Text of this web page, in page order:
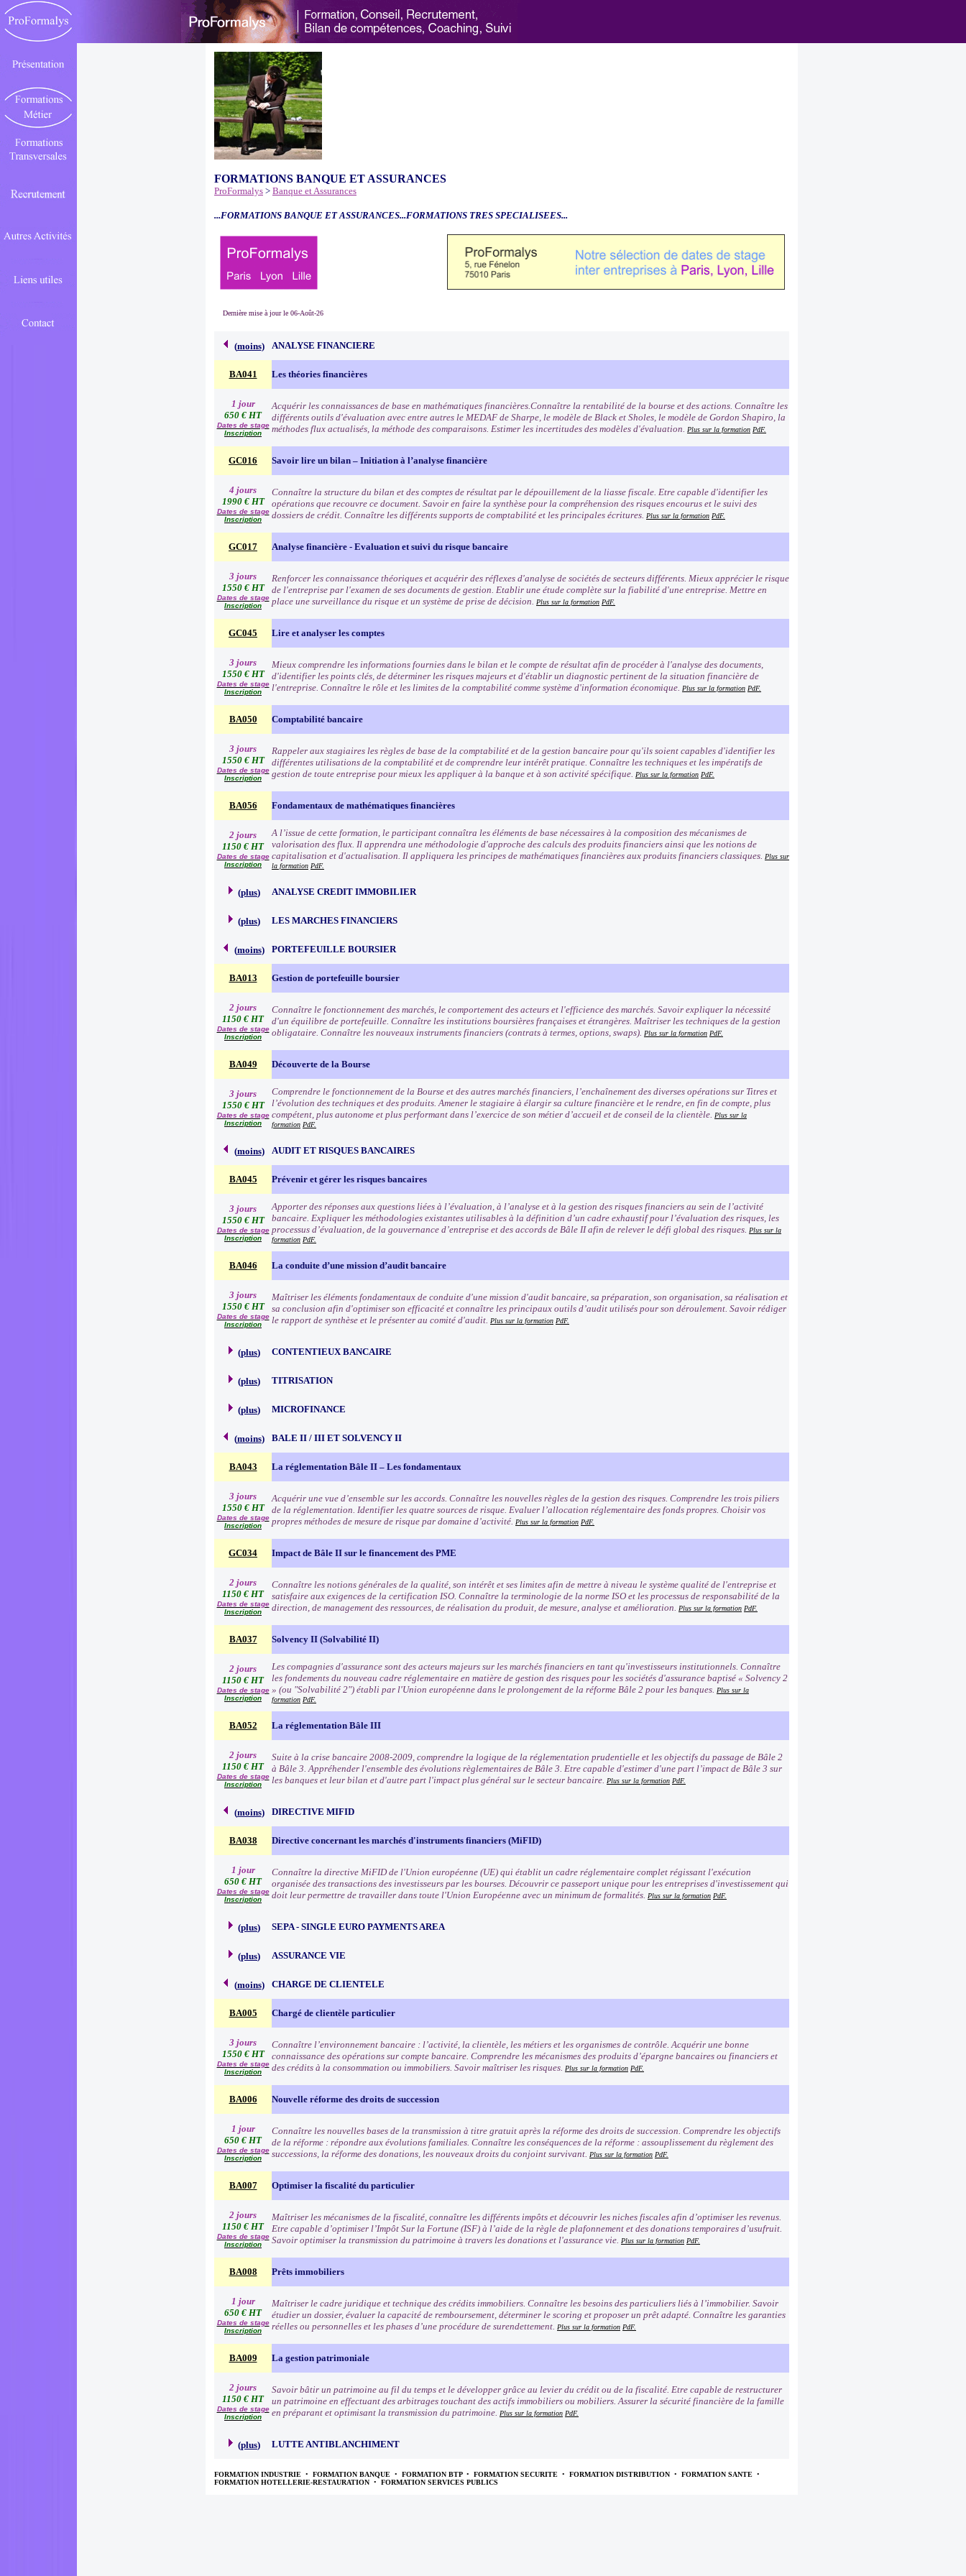
FORMATIONS BANQUE ET ASSURANCES
ProFormalys > Banque et Assurances
...FORMATIONS BANQUE ET ASSURANCES...FORMATIONS TRES SPECIALISEES...
Dernière mise à jour le 06-Août-26
(moins) ANALYSE FINANCIERE
BA041 Les théories financières
1 jour
650 € HT
Dates de stage
Inscription
Acquérir les connaissances de base en mathématiques financières.Connaître la rentabilité de la bourse et des actions. Connaître les
différents outils d'évaluation avec entre autres le MEDAF de Sharpe, le modèle de Black et Sholes, le modèle de Gordon Shapiro, la
méthodes flux actualisés, la méthode des comparaisons. Estimer les incertitudes des modèles d'évaluation. Plus sur la formation PdF.
GC016 Savoir lire un bilan – Initiation à l’analyse financière
4 jours
1990 € HT
Dates de stage
Inscription
Connaître la structure du bilan et des comptes de résultat par le dépouillement de la liasse fiscale. Etre capable d'identifier les
opérations que recouvre ce document. Savoir en faire la synthèse pour la compréhension des risques encourus et le suivi des
dossiers de crédit. Connaître les différents supports de comptabilité et les principales écritures. Plus sur la formation PdF.
GC017 Analyse financière - Evaluation et suivi du risque bancaire
3 jours
1550 € HT
Dates de stage
Inscription
Renforcer les connaissance théoriques et acquérir des réflexes d'analyse de sociétés de secteurs différents. Mieux apprécier le risque
de l'entreprise par l'examen de ses documents de gestion. Etablir une étude complète sur la fiabilité d'une entreprise. Mettre en
place une surveillance du risque et un système de prise de décision. Plus sur la formation PdF.
GC045 Lire et analyser les comptes
3 jours
1550 € HT
Dates de stage
Inscription
Mieux comprendre les informations fournies dans le bilan et le compte de résultat afin de procéder à l'analyse des documents,
d'identifier les points clés, de déterminer les risques majeurs et d'établir un diagnostic pertinent de la situation financière de
l'entreprise. Connaître le rôle et les limites de la comptabilité comme système d'information économique. Plus sur la formation PdF.
BA050 Comptabilité bancaire
3 jours
1550 € HT
Dates de stage
Inscription
Rappeler aux stagiaires les règles de base de la comptabilité et de la gestion bancaire pour qu'ils soient capables d'identifier les
différentes utilisations de la comptabilité et de comprendre leur intérêt pratique. Connaître les techniques et les impératifs de
gestion de toute entreprise pour mieux les appliquer à la banque et à son activité spécifique. Plus sur la formation PdF.
BA056 Fondamentaux de mathématiques financières
2 jours
1150 € HT
Dates de stage
Inscription
A l’issue de cette formation, le participant connaîtra les éléments de base nécessaires à la composition des mécanismes de
valorisation des flux. Il apprendra une méthodologie d'approche des calculs des produits financiers ainsi que les notions de
capitalisation et d'actualisation. Il appliquera les principes de mathématiques financières aux produits financiers classiques. Plus sur
la formation PdF.
(plus) ANALYSE CREDIT IMMOBILIER
(plus) LES MARCHES FINANCIERS
(moins) PORTEFEUILLE BOURSIER
BA013 Gestion de portefeuille boursier
2 jours
1150 € HT
Dates de stage
Inscription
Connaître le fonctionnement des marchés, le comportement des acteurs et l'efficience des marchés. Savoir expliquer la nécessité
d'un équilibre de portefeuille. Connaître les institutions boursières françaises et étrangères. Maîtriser les techniques de la gestion
obligataire. Connaître les nouveaux instruments financiers (contrats à termes, options, swaps). Plus sur la formation PdF.
BA049 Découverte de la Bourse
3 jours
1550 € HT
Dates de stage
Inscription
Comprendre le fonctionnement de la Bourse et des autres marchés financiers, l’enchaînement des diverses opérations sur Titres et
l’évolution des techniques et des produits. Amener le stagiaire à élargir sa culture financière et le rendre, en fin de compte, plus
compétent, plus autonome et plus performant dans l’exercice de son métier d’accueil et de conseil de la clientèle. Plus sur la
formation PdF.
(moins) AUDIT ET RISQUES BANCAIRES
BA045 Prévenir et gérer les risques bancaires
3 jours
1550 € HT
Dates de stage
Inscription
Apporter des réponses aux questions liées à l’évaluation, à l’analyse et à la gestion des risques financiers au sein de l’activité
bancaire. Expliquer les méthodologies existantes utilisables à la définition d’un cadre exhaustif pour l’évaluation des risques, les
processus d’évaluation, de la gouvernance d’entreprise et des accords de Bâle II afin de relever le défi global des risques. Plus sur la
formation PdF.
BA046 La conduite d’une mission d’audit bancaire
3 jours
1550 € HT
Dates de stage
Inscription
Maîtriser les éléments fondamentaux de conduite d'une mission d'audit bancaire, sa préparation, son organisation, sa réalisation et
sa conclusion afin d'optimiser son efficacité et connaître les principaux outils d’audit utilisés pour son déroulement. Savoir rédiger
le rapport de synthèse et le présenter au comité d'audit. Plus sur la formation PdF.
(plus) CONTENTIEUX BANCAIRE
(plus) TITRISATION
(plus) MICROFINANCE
(moins) BALE II / III ET SOLVENCY II
BA043 La réglementation Bâle II – Les fondamentaux
3 jours
1550 € HT
Dates de stage
Inscription
Acquérir une vue d’ensemble sur les accords. Connaître les nouvelles règles de la gestion des risques. Comprendre les trois piliers
de la réglementation. Identifier les quatre sources de risque. Evaluer l’allocation réglementaire des fonds propres. Choisir vos
propres méthodes de mesure de risque par domaine d’activité. Plus sur la formation PdF.
GC034 Impact de Bâle II sur le financement des PME
2 jours
1150 € HT
Dates de stage
Inscription
Connaître les notions générales de la qualité, son intérêt et ses limites afin de mettre à niveau le système qualité de l'entreprise et
satisfaire aux exigences de la certification ISO. Connaître la terminologie de la norme ISO et les processus de responsabilité de la
direction, de management des ressources, de réalisation du produit, de mesure, analyse et amélioration. Plus sur la formation PdF.
BA037 Solvency II (Solvabilité II)
2 jours
1150 € HT
Dates de stage
Inscription
Les compagnies d'assurance sont des acteurs majeurs sur les marchés financiers en tant qu'investisseurs institutionnels. Connaître
les fondements du nouveau cadre réglementaire en matière de gestion des risques pour les sociétés d'assurance baptisé « Solvency 2
» (ou "Solvabilité 2") établi par l'Union européenne dans le prolongement de la réforme Bâle 2 pour les banques. Plus sur la
formation PdF.
BA052 La réglementation Bâle III
2 jours
1150 € HT
Dates de stage
Inscription
Suite à la crise bancaire 2008-2009, comprendre la logique de la réglementation prudentielle et les objectifs du passage de Bâle 2
à Bâle 3. Appréhender l'ensemble des évolutions règlementaires de Bâle 3. Etre capable d'estimer d'une part l’impact de Bâle 3 sur
les banques et leur bilan et d'autre part l'impact plus général sur le secteur bancaire. Plus sur la formation PdF.
(moins) DIRECTIVE MIFID
BA038 Directive concernant les marchés d'instruments financiers (MiFID)
1 jour
650 € HT
Dates de stage
Inscription
Connaître la directive MiFID de l'Union européenne (UE) qui établit un cadre réglementaire complet régissant l'exécution
organisée des transactions des investisseurs par les bourses. Découvrir ce passeport unique pour les entreprises d'investissement qui
doit leur permettre de travailler dans toute l'Union Européenne avec un minimum de formalités. Plus sur la formation PdF.
(plus) SEPA - SINGLE EURO PAYMENTS AREA
(plus) ASSURANCE VIE
(moins) CHARGE DE CLIENTELE
BA005 Chargé de clientèle particulier
3 jours
1550 € HT
Dates de stage
Inscription
Connaître l’environnement bancaire : l’activité, la clientèle, les métiers et les organismes de contrôle. Acquérir une bonne
connaissance des opérations sur compte bancaire. Comprendre les mécanismes des produits d’épargne bancaires ou financiers et
des crédits à la consommation ou immobiliers. Savoir maîtriser les risques. Plus sur la formation PdF.
BA006 Nouvelle réforme des droits de succession
1 jour
650 € HT
Dates de stage
Inscription
Connaître les nouvelles bases de la transmission à titre gratuit après la réforme des droits de succession. Comprendre les objectifs
de la réforme : répondre aux évolutions familiales. Connaître les conséquences de la réforme : assouplissement du règlement des
successions, la réforme des donations, les nouveaux droits du conjoint survivant. Plus sur la formation PdF.
BA007 Optimiser la fiscalité du particulier
2 jours
1150 € HT
Dates de stage
Inscription
Maîtriser les mécanismes de la fiscalité, connaître les différents impôts et découvrir les niches fiscales afin d’optimiser les revenus.
Etre capable d’optimiser l’Impôt Sur la Fortune (ISF) à l’aide de la règle de plafonnement et des donations temporaires d’usufruit.
Savoir optimiser la transmission du patrimoine à travers les donations et l'assurance vie. Plus sur la formation PdF.
BA008 Prêts immobiliers
1 jour
650 € HT
Dates de stage
Inscription
Maîtriser le cadre juridique et technique des crédits immobiliers. Connaître les besoins des particuliers liés à l’immobilier. Savoir
étudier un dossier, évaluer la capacité de remboursement, déterminer le scoring et proposer un prêt adapté. Connaître les garanties
réelles ou personnelles et les phases d’une procédure de surendettement. Plus sur la formation PdF.
BA009 La gestion patrimoniale
2 jours
1150 € HT
Dates de stage
Inscription
Savoir bâtir un patrimoine au fil du temps et le développer grâce au levier du crédit ou de la fiscalité. Etre capable de restructurer
un patrimoine en effectuant des arbitrages touchant des actifs immobiliers ou mobiliers. Assurer la sécurité financière de la famille
en préparant et optimisant la transmission du patrimoine. Plus sur la formation PdF.
(plus) LUTTE ANTIBLANCHIMENT
FORMATION INDUSTRIE • FORMATION BANQUE • FORMATION BTP • FORMATION SECURITE • FORMATION DISTRIBUTION • FORMATION SANTE •
FORMATION HOTELLERIE-RESTAURATION • FORMATION SERVICES PUBLICS